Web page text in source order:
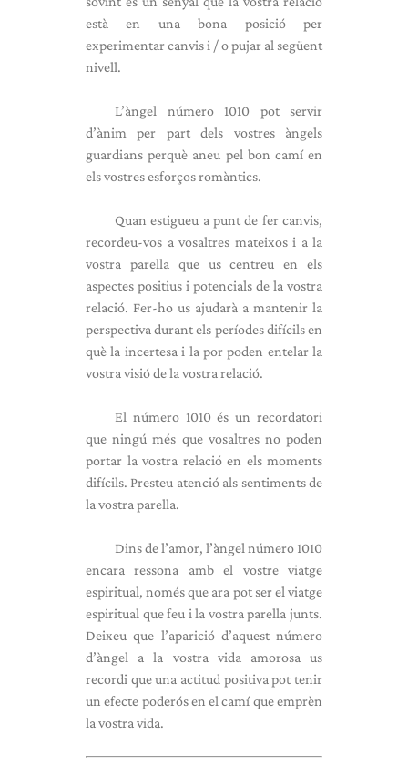
està en una bona posició per
experimentar canvis i / o pujar al següent
nivell.
L’àngel número 1010 pot servir
d’ànim per part dels vostres àngels
guardians perquè aneu pel bon camí en
els vostres esforços romàntics.
Quan estigueu a punt de fer canvis,
recordeu-vos a vosaltres mateixos i a la
vostra parella que us centreu en els
aspectes positius i potencials de la vostra
relació. Fer-ho us ajudarà a mantenir la
perspectiva durant els períodes difícils en
què la incertesa i la por poden entelar la
vostra visió de la vostra relació.
El número 1010 és un recordatori
que ningú més que vosaltres no poden
portar la vostra relació en els moments
difícils. Presteu atenció als sentiments de
la vostra parella.
Dins de l’amor, l’àngel número 1010
encara ressona amb el vostre viatge
espiritual, només que ara pot ser el viatge
espiritual que feu i la vostra parella junts.
Deixeu que l’aparició d’aquest número
d’àngel a la vostra vida amorosa us
recordi que una actitud positiva pot tenir
un efecte poderós en el camí que emprèn
la vostra vida.